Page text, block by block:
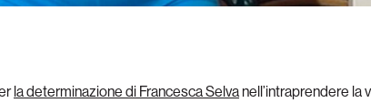
la determinazione di Francesca Selvanell’intraprendere la